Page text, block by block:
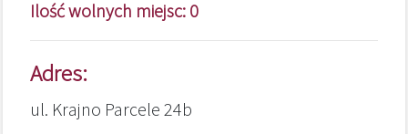
Ilość wolnych miejsc: 0
Adres:
ul. Krajno Parcele 24b